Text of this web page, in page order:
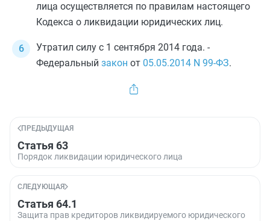
лица осуществляется по правилам настоящего
Кодекса о ликвидации юридических лиц.
Утратил силу с 1 сентября 2014 года. -
Федеральный закон от 05.05.2014 N 99-ФЗ.
ПРЕДЫДУЩАЯ
Статья 63
Порядок ликвидации юридического лица
СЛЕДУЮЩАЯ
Статья 64.1
Защита прав кредиторов ликвидируемого юридического